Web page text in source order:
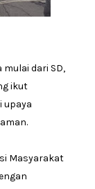
dari SD,
ikut
upaya
Masyarakat